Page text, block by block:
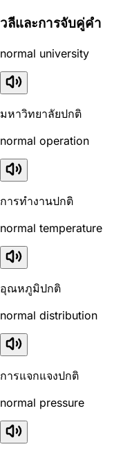
วลีและการจับคู่คำ
normal university
มหาวิทยาลัยปกติ
normal operation
การทำงานปกติ
normal temperature
อุณหภูมิปกติ
normal distribution
การแจกแจงปกติ
normal pressure